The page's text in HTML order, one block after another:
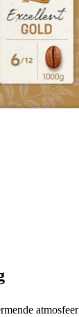
atmosfeer